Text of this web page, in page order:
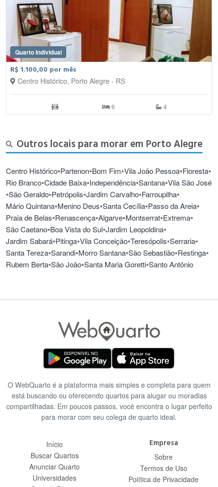
Quarto Individual
R$ 1.100,00 por mês
Centro Histórico, Porto Alegre - RS
6 4
Outros locais para morar em Porto Alegre
Centro Histórico•Partenon•Bom Fim•Vila João Pessoa•Floresta•
Rio Branco•Cidade Baixa•Independência•Santana•Vila São José
•São Geraldo•Petrópolis•Jardim Carvalho•Farroupilha•
Mário Quintana•Menino Deus•Santa Cecília•Passo da Areia•
Praia de Belas•Renascença•Algarve•Montserrat•Extrema•
São Caetano•Boa Vista do Sul•Jardim Leopoldina•
Jardim Sabará•Pitinga•Vila Conceição•Teresópolis•Serraria•
Santa Tereza•Sarandi•Morro Santana•São Sebastião•Restinga•
Rubem Berta•São João•Santa Maria Goretti•Santo Antônio
O WebQuarto é a plataforma mais simples e completa para quem
está buscando ou oferecendo quartos para alugar ou moradias
compartilhadas. Em poucos passos, você encontra o lugar perfeito
para morar com seu colega de quarto ideal.
Início
Buscar Quartos
Anunciar Quarto
Universidades
Empresa
Sobre
Termos de Uso
Política de Privacidade